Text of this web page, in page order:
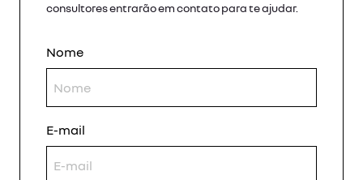
consultores entrarão em contato para te ajudar.
Nome
E-mail